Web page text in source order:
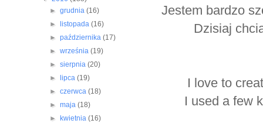
Jestem bardzo
Dzisiaj
I love to
I used a few
►grudnia(16)
►
listopada(16)
►października(17)
►września(19)
►sierpnia(20)
►
lipca(19)
►czerwca(18)
►maja(18)
►
kwietnia(16)